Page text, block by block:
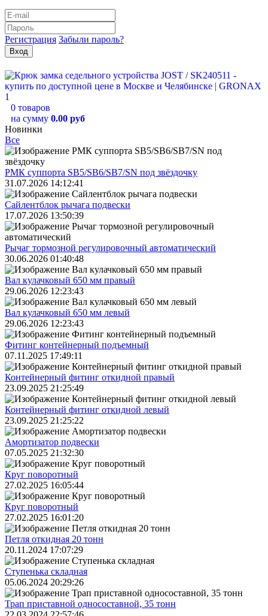
Регистрация Забыли пароль?
0 товаров
на сумму 0.00 руб
Новинки
Все
РМК суппорта SB5/SB6/SB7/SN под звёздочку
31.07.2026 14:12:41
Сайлентблок рычага подвески
17.07.2026 13:50:39
Рычаг тормозной регулировочный автоматический
30.06.2026 01:40:48
Вал кулачковый 650 мм правый
29.06.2026 12:23:43
Вал кулачковый 650 мм левый
29.06.2026 12:23:43
Фитинг контейнерный подъемный
07.11.2025 17:49:11
Контейнерный фитинг откидной правый
23.09.2025 21:25:49
Контейнерный фитинг откидной левый
23.09.2025 21:25:22
Амортизатор подвески
07.05.2025 21:32:30
Круг поворотный
27.02.2025 16:05:44
Круг поворотный
27.02.2025 16:01:20
Петля откидная 20 тонн
20.11.2024 17:07:29
Ступенька складная
05.06.2024 20:29:26
Трап приставной односоставной, 35 тонн